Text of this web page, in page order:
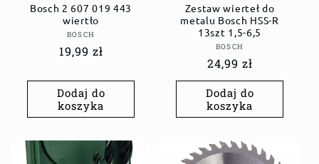
Bosch 2 607 019 443
wiertło
Dostawca:
BOSCH
Cena
19,99 zł
Dodaj do
koszyka
Zestaw wierteł do
metalu Bosch HSS-R
13szt 1,5-6,5
Dostawca:
BOSCH
Cena
regularna
24,99 zł
Dodaj do
koszyka